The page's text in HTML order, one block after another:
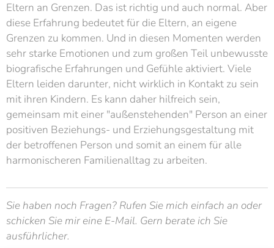
Eltern an Grenzen. Das ist richtig und auch normal. Aber
diese Erfahrung bedeutet für die Eltern, an eigene
Grenzen zu kommen. Und in diesen Momenten werden
sehr starke Emotionen und zum großen Teil unbewusste
biografische Erfahrungen und Gefühle aktiviert. Viele
Eltern leiden darunter, nicht wirklich in Kontakt zu sein
mit ihren Kindern. Es kann daher hilfreich sein,
gemeinsam mit einer "außenstehenden" Person an einer
positiven Beziehungs- und Erziehungsgestaltung mit
der betroffenen Person und somit an einem für alle
harmonischeren Familienalltag zu arbeiten.
Sie haben noch Fragen? Rufen Sie mich einfach an oder
schicken Sie mir eine E-Mail. Gern berate ich Sie
ausführlicher.